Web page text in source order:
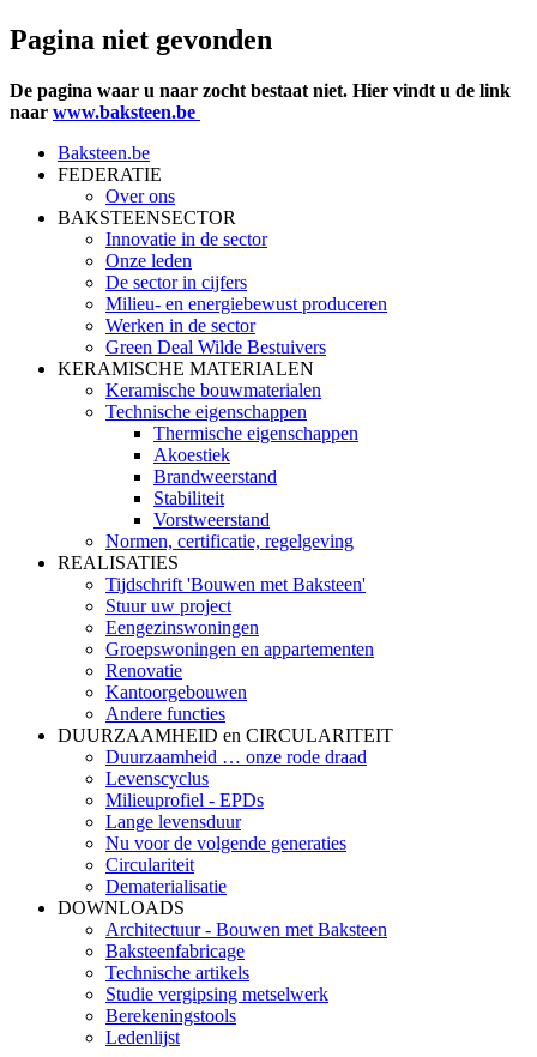
Pagina niet gevonden
De pagina waar u naar zocht bestaat niet. Hier vindt u de link
naar www.baksteen.be
Baksteen.be
FEDERATIE
Over ons
BAKSTEENSECTOR
Innovatie in de sector
Onze leden
De sector in cijfers
Milieu- en energiebewust produceren
Werken in de sector
Green Deal Wilde Bestuivers
KERAMISCHE MATERIALEN
Keramische bouwmaterialen
Technische eigenschappen
Thermische eigenschappen
Akoestiek
Brandweerstand
Stabiliteit
Vorstweerstand
Normen, certificatie, regelgeving
REALISATIES
Tijdschrift 'Bouwen met Baksteen'
Stuur uw project
Eengezinswoningen
Groepswoningen en appartementen
Renovatie
Kantoorgebouwen
Andere functies
DUURZAAMHEID en CIRCULARITEIT
Duurzaamheid … onze rode draad
Levenscyclus
Milieuprofiel - EPDs
Lange levensduur
Nu voor de volgende generaties
Circulariteit
Dematerialisatie
DOWNLOADS
Architectuur - Bouwen met Baksteen
Baksteenfabricage
Technische artikels
Studie vergipsing metselwerk
Berekeningstools
Ledenlijst